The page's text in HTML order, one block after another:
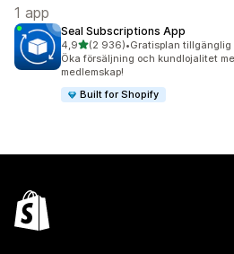
1 app
Seal Subscriptions App
4,9av 5 stjärnor
(2 936)
2936 recensioner totalt
•Gratisplan tillgänglig
Öka försäljning och kundlojalitet
medlemskap!
Built for Shopify